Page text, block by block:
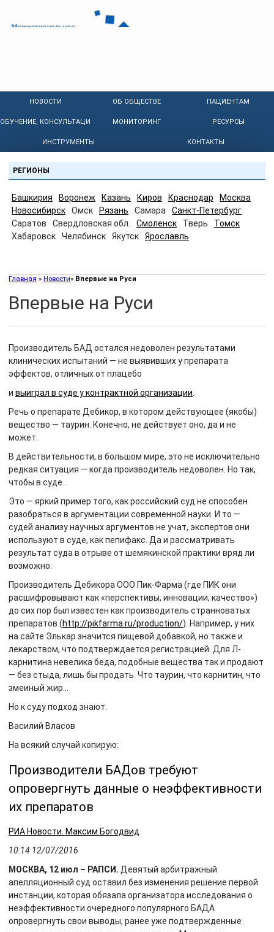
НОВОСТИ ОБ ОБЩЕСТВЕ ПАЦИЕНТАМ
ОБУЧЕНИЕ, КОНСУЛЬТАЦИИ МОНИТОРИНГ РЕСУРСЫ
ИНСТРУМЕНТЫ КОНТАКТЫ
РЕГИОНЫ
Башкирия Воронеж Казань Киров Краснодар
Москва
Новосибирск
Омск Рязань Самара
Санкт-Петербург
Саратов
Свердловская обл. Смоленск Тверь
Томск
Хабаровск
Челябинск Якутск Ярославль
Главная » Новости» Впервые на Руси
Впервые на Руси
Производитель БАД остался недоволен результатами
клинических испытаний — не выявивших у препарата
эффектов, отличных от плацебо
и выиграл в суде у контрактной организации
Речь о препарате Дебикор, в котором действующее (якобы)
вещество — таурин. Конечно, не действует оно, да и не
может.
В действительности, в большом мире, это не исключительно
редкая ситуация — когда производитель недоволен. Но так,
чтобы в суде…
Это — яркий пример того, как российский суд не способен
разобраться в аргументации современной науки. И то —
судей анализу научных аргументов не учат, экспертов они
используют в суде, как пепифакс. Да и рассматривать
результат суда в отрыве от шемякинской практики вряд ли
возможно.
Производитель Дебикора ООО Пик-Фарма (где ПИК они
расшифровывают как «перспективы, инновации, качество»)
до сих пор был известен как производитель странноватых
препаратов (http://pikfarma.ru/production/). Например, у них
на сайте Элькар значится пищевой добавкой, но также и
лекарством, что подтверждается регистрацией. Для Л-
карнитина невелика беда, подобные вещества так и продают
— без стыда, лишь бы продать. Что таурин, что карнитин, что
змеиный жир…
Но к суду подход знают.
Василий Власов
На всякий случай копирую:
Производители БАДов требуют
опровергнуть данные о неэффективности
их препаратов
РИА Новости. Максим Богодвид
10:14 12/07/2016
МОСКВА, 12 июл – РАПСИ. Девятый арбитражный
апелляционный суд оставил без изменения решение первой
инстанции, которая обязала организатора исследования о
неэффективности очередного популярного БАДА
опровергнуть свои выводы, ранее уже подтвержденные